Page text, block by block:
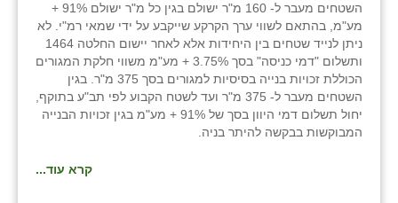
השטחים מעבר ל- 160 מ"ר ישולם בגין כל מ"ר ישולם 91% +
מע"מ, בהתאם לשווי ערך הקרקע שייקבע על ידי שמאי רמ"י. לא
ניתן לנייד שטחים בין היחידות אלא לאחר יישום החלטה 1464
ותשלום "דמי כניסה" בסך 3.75% + מע"מ משווי חלקת המגורים
הכוללת זכויות בנייה בסיסיות למגורים בסך 375 מ"ר. בגין
השטחים מעבר ל- 375 מ"ר ועד לשטח הקבוע לפי תב"ע בתוקף,
יחול תשלום דמי היוון בסך של 91% + מע"מ בגין זכויות הבנייה
המבוקשות בבקשה להיתר בניה.
קרא עוד...